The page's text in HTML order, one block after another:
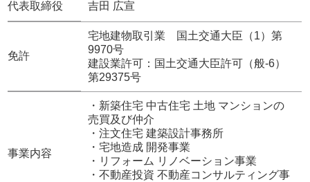
代表取締役 吉田 広宣
免許
宅地建物取引業 国土交通大臣（1）第
9970号
建設業許可：国土交通大臣許可（般-6）
第29375号
事業内容
・新築住宅 中古住宅 土地 マンションの
売買及び仲介
・注文住宅 建築設計事務所
・宅地造成 開発事業
・リフォーム リノベーション事業
・不動産投資 不動産コンサルティング事